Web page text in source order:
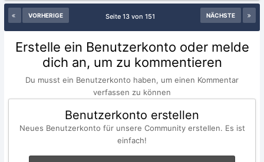
VORHERIGE NÄCHSTE
Seite 13 von 151
Erstelle ein Benutzerkonto oder melde
dich an, um zu kommentieren
Du musst ein Benutzerkonto haben, um einen Kommentar
verfassen zu können
Benutzerkonto erstellen
Neues Benutzerkonto für unsere Community erstellen. Es ist
einfach!